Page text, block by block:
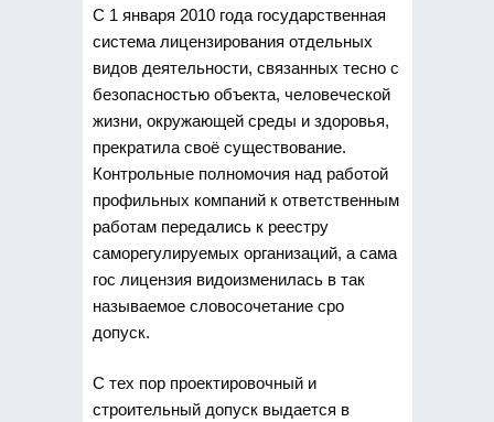
С 1 января 2010 года государственная
система лицензирования отдельных
видов деятельности, связанных тесно с
безопасностью объекта, человеческой
жизни, окружающей среды и здоровья,
прекратила своё существование.
Контрольные полномочия над работой
профильных компаний к ответственным
работам передались к реестру
саморегулируемых организаций, а сама
гос лицензия видоизменилась в так
называемое словосочетание сро
допуск.
С тех пор проектировочный и
строительный допуск выдается в